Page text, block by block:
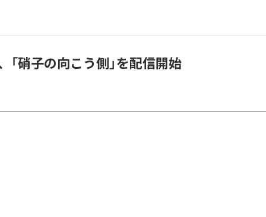
「硝子の向こう側」を配信開始